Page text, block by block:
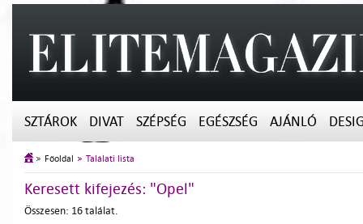
SZTÁROK DIVAT SZÉPSÉG EGÉSZSÉG AJÁNLÓ
Főoldal Találati lista
Keresett kifejezés: "Opel"
Összesen: 16 találat.